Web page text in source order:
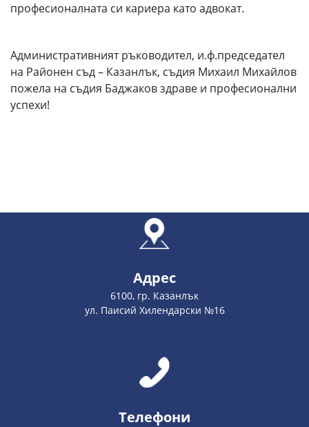
професионалната си кариера като адвокат.
Административният ръководител, и.ф.председател
на Районен съд – Казанлък, съдия Михаил Михайлов
пожела на съдия Баджаков здраве и професионални
успехи!
Адрес
6100, гр. Казанлък
ул. Паисий Хилендарски №16
Телефони